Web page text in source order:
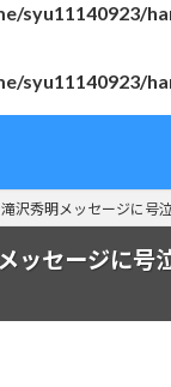
syu11140923/
syu11140923/
沢秀明メッセージに号
ッセージに号